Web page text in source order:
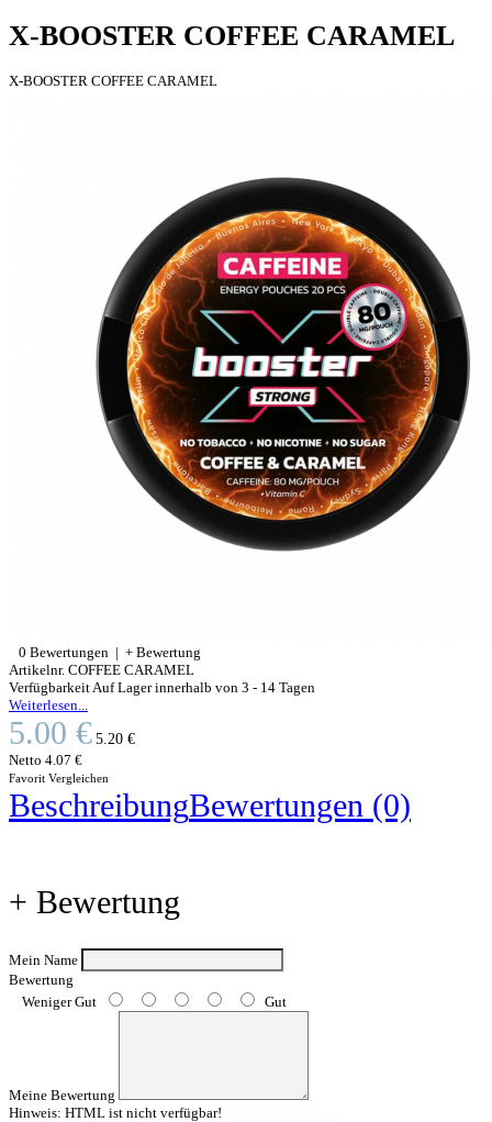
X-BOOSTER COFFEE CARAMEL
X-BOOSTER COFFEE CARAMEL
0 Bewertungen | + Bewertung
Artikelnr. COFFEE CARAMEL
Verfügbarkeit Auf Lager innerhalb von 3 - 14 Tagen
Weiterlesen...
5.00 € 5.20 €
Netto 4.07 €
Favorit Vergleichen
BeschreibungBewertungen (0)
+ Bewertung
Mein Name
Bewertung
Weniger Gut
Gut
Meine Bewertung
Hinweis: HTML ist nicht verfügbar!